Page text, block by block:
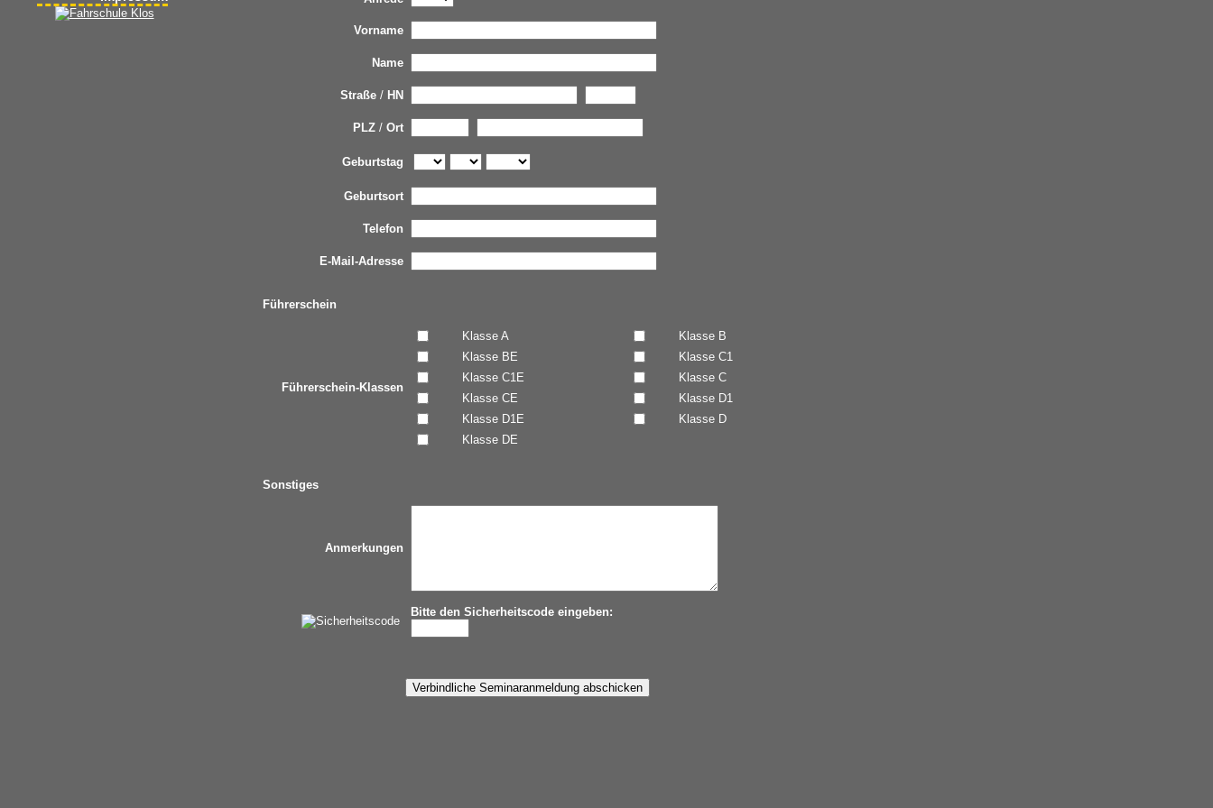
Vorname
Name
Straße / HN
PLZ / Ort
Geburtstag
Geburtsort
Telefon
E-Mail-Adresse
Führerschein
Führerschein-Klassen
Klasse A
Klasse B
Klasse BE
Klasse C1
Klasse C1E
Klasse C
Klasse CE
Klasse D1
Klasse D1E
Klasse D
Klasse DE
Sonstiges
Anmerkungen
Bitte den Sicherheitscode eingeben: